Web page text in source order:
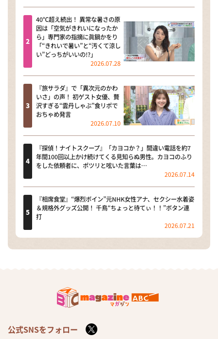
ポツンと一軒家
ザキ山小屋本館
ぺこぱのまるスポ
アナ回覧板
40℃超え続出！ 異常な暑さの原
因は「空気がきれいになったか
ら」専門家の指摘に眞鍋かをり
「“きれいで暑い”と“汚くて涼し
い”どっちがいいの!?」
2026.07.28
『旅サラダ』で「異次元のかわ
いさ」の声！ 初ゲスト女優、贅
沢すぎる“雲丹しゃぶ”食リポで
おちゃめ発言
2026.07.10
『探偵！ナイトスクープ』「カヨコか？」間違い電話を約7
年間100回以上かけ続けてくる見知らぬ男性。カヨコのふり
をした依頼者に、ポツリと呟いた言葉は…
2026.07.14
『相席食堂』“爆烈ボイン”元NHK女性アナ、セクシー水着姿
＆規格外グッズ公開！ 千鳥“ちょっと待てぃ！！”ボタン連
打
2026.07.21
公式SNSをフォロー